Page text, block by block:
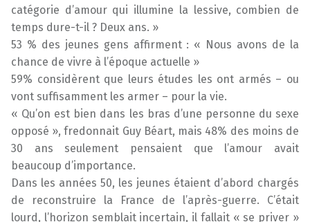
catégorie d’amour qui illumine la lessive, combien de
temps dure-t-il ? Deux ans. »
53 % des jeunes gens affirment : « Nous avons de la
chance de vivre à l’époque actuelle »
59% considèrent que leurs études les ont armés – ou
vont suffisamment les armer – pour la vie.
« Qu’on est bien dans les bras d’une personne du sexe
opposé », fredonnait Guy Béart, mais 48% des moins de
30 ans seulement pensaient que l’amour avait
beaucoup d’importance.
Dans les années 50, les jeunes étaient d’abord chargés
de reconstruire la France de l’après-guerre. C’était
lourd, l’horizon semblait incertain, il fallait « se priver »